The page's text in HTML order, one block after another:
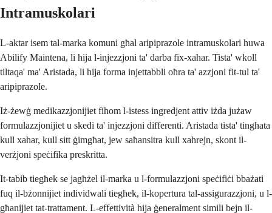
Intramuskolari
L-aktar isem tal-marka komuni għal aripiprazole intramuskolari huwa
Abilify Maintena, li hija l-injezzjoni ta' darba fix-xahar. Tista' wkoll
tiltaqa' ma' Aristada, li hija forma injettabbli oħra ta' azzjoni fit-tul ta'
aripiprazole.
Iż-żewġ medikazzjonijiet fihom l-istess ingredjent attiv iżda jużaw
formulazzjonijiet u skedi ta' injezzjoni differenti. Aristada tista' tingħata
kull xahar, kull sitt ġimgħat, jew saħansitra kull xahrejn, skont il-
verżjoni speċifika preskritta.
It-tabib tiegħek se jagħżel il-marka u l-formulazzjoni speċifiċi bbażati
fuq il-bżonnijiet individwali tiegħek, il-kopertura tal-assigurazzjoni, u l-
għanijiet tat-trattament. L-effettività hija ġeneralment simili bejn il-